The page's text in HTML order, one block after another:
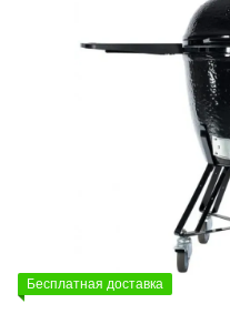
Бесплатная доставка